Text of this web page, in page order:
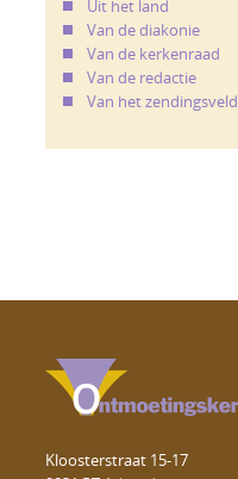
Uit het land
Van de diakonie
Van de kerkenraad
Van de redactie
Van het zendingsveld
Kloosterstraat 15-17